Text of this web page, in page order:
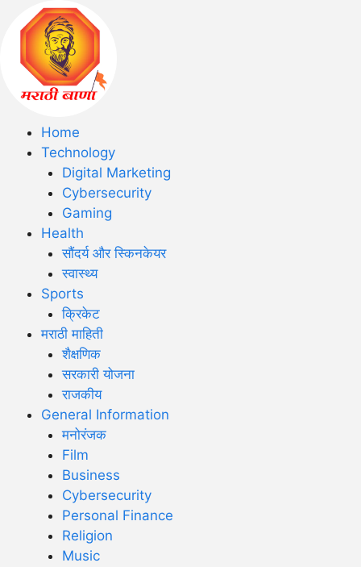
Home
Technology
Digital Marketing
Cybersecurity
Gaming
Health
सौंदर्य और स्किनकेयर
स्वास्थ्य
Sports
क्रिकेट
मराठी माहिती
शैक्षणिक
सरकारी योजना
राजकीय
General Information
मनोरंजक
Film
Business
Cybersecurity
Personal Finance
Religion
Music